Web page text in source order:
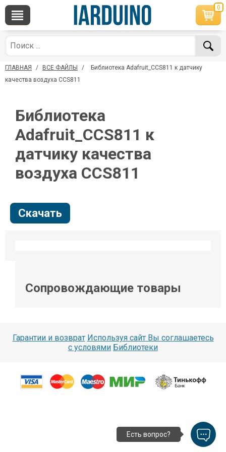
0
ГЛАВНАЯ / ВСЕ ФАЙЛЫ /
Библиотека Adafruit_CCS811 к датчику
качества воздуха CCS811
Библиотека
Adafruit_CCS811 к
датчику качества
воздуха CCS811
Скачать
Сопровождающие товары
Гарантии и возврат Используя сайт Вы соглашаетесь
с условями Библиотеки
Есть вопрос?
×
По вопросам приобретения товара
*Доступно общение только текстовыми
сообщениями, звонки и аудио сообщения не
обслуживаются
Менеджер
shop@iarduino.ru
По техническим вопросам
Консультант